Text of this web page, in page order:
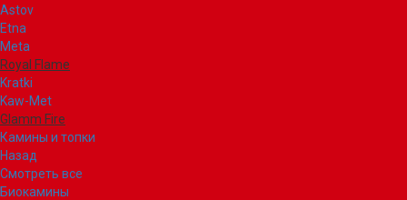
Astov
Etna
Meta
Royal Flame
Kratki
Kaw-Met
Glamm Fire
Камины и топки
Назад
Смотреть все
Биокамины